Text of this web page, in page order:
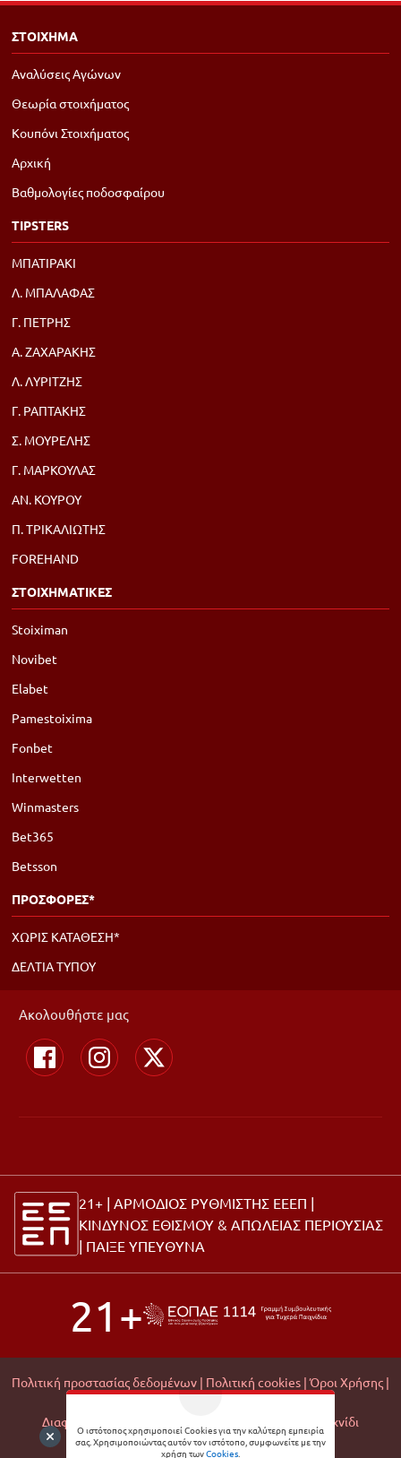
Ο ιστότοπος χρησιμοποιεί Cookies για την καλύτερη εμπειρία
σας. Χρησιμοποιώντας αυτόν τον ιστότοπο, συμφωνείτε με την
χρήση τωνCookies.
ΣΤΟΙΧΗΜΑ
Αναλύσεις Αγώνων
Θεωρία στοιχήματος
Κουπόνι Στοιχήματος
Αρχική
Βαθμολογίες ποδοσφαίρου
TIPSTERS
ΜΠΑΤΙΡΑΚΙ
Λ. ΜΠΑΛΑΦΑΣ
Γ. ΠΕΤΡΗΣ
Α. ΖΑΧΑΡΑΚΗΣ
Λ. ΛΥΡΙΤΖΗΣ
Γ. ΡΑΠΤΑΚΗΣ
Σ. ΜΟΥΡΕΛΗΣ
Γ. ΜΑΡΚΟΥΛΑΣ
ΑΝ. ΚΟΥΡΟΥ
Π. ΤΡΙΚΑΛΙΩΤΗΣ
FOREHAND
ΣΤΟΙΧΗΜΑΤΙΚΕΣ
Stoiximan
Novibet
Elabet
Pamestoixima
Fonbet
Interwetten
Winmasters
Bet365
Betsson
ΠΡΟΣΦΟΡΕΣ*
ΧΩΡΙΣ ΚΑΤΑΘΕΣΗ*
ΔΕΛΤΙΑ ΤΥΠΟΥ
Ακολουθήστε μας
21+ | ΑΡΜΟΔΙΟΣ ΡΥΘΜΙΣΤΗΣ ΕΕΕΠ |
ΚΙΝΔΥΝΟΣ ΕΘΙΣΜΟΥ & ΑΠΩΛΕΙΑΣ ΠΕΡΙΟΥΣΙΑΣ
| ΠΑΙΞΕ ΥΠΕΥΘΥΝΑ
21+
Πολιτική προστασίας δεδομένων | Πολιτική cookies | Όροι Χρήσης |
Διαφάνεια Εμπορικών Συνεργασιών |
Υπεύθυνο Παιχνίδι
© 2026 Matchmoney